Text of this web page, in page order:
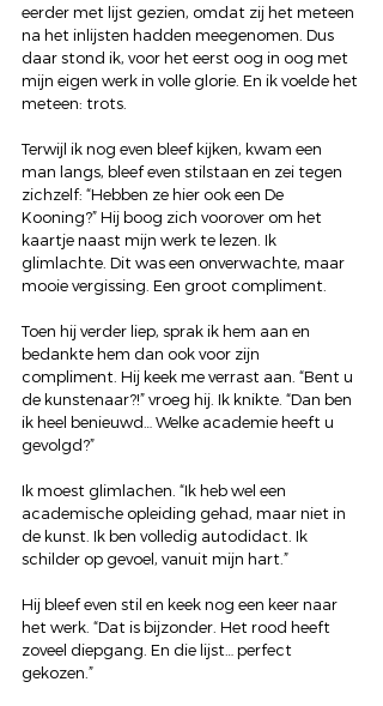
eerder met lijst gezien, omdat zij het meteen
na het inlijsten hadden meegenomen. Dus
daar stond ik, voor het eerst oog in oog met
mijn eigen werk in volle glorie. En ik voelde het
meteen: trots.
Terwijl ik nog even bleef kijken, kwam een
man langs, bleef even stilstaan en zei tegen
zichzelf: “Hebben ze hier ook een De
Kooning?” Hij boog zich voorover om het
kaartje naast mijn werk te lezen. Ik
glimlachte. Dit was een onverwachte, maar
mooie vergissing. Een groot compliment.
Toen hij verder liep, sprak ik hem aan en
bedankte hem dan ook voor zijn
compliment. Hij keek me verrast aan. “Bent u
de kunstenaar?!” vroeg hij. Ik knikte. “Dan ben
ik heel benieuwd… Welke academie heeft u
gevolgd?”
Ik moest glimlachen. “Ik heb wel een
academische opleiding gehad, maar niet in
de kunst. Ik ben volledig autodidact. Ik
schilder op gevoel, vanuit mijn hart.”
Hij bleef even stil en keek nog een keer naar
het werk. “Dat is bijzonder. Het rood heeft
zoveel diepgang. En die lijst… perfect
gekozen.”